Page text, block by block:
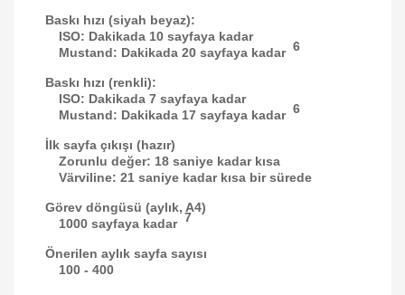
Baskı hızı (siyah beyaz):
ISO: Dakikada 10 sayfaya kadar
Mustand: Dakikada 20 sayfaya kadar 6
Baskı hızı (renkli):
ISO: Dakikada 7 sayfaya kadar
Mustand: Dakikada 17 sayfaya kadar 6
İlk sayfa çıkışı (hazır)
Zorunlu değer: 18 saniye kadar kısa
Värviline: 21 saniye kadar kısa bir sürede
Görev döngüsü (aylık, A4)
1000 sayfaya kadar 7
Önerilen aylık sayfa sayısı
100 - 400